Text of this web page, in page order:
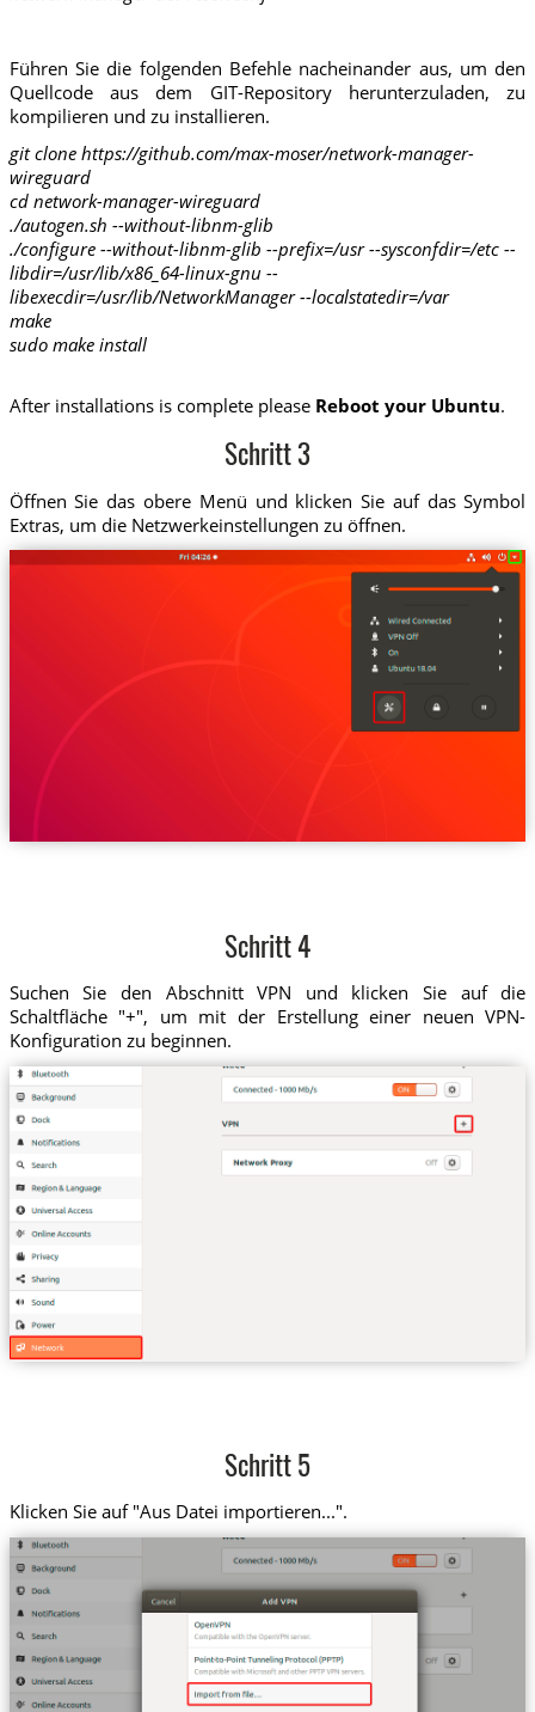
Führen Sie die folgenden Befehle nacheinander aus, um den
Quellcode aus dem GIT-Repository herunterzuladen, zu
kompilieren und zu installieren.
git clone https://github.com/max-moser/network-manager-
wireguard
cd network-manager-wireguard
./autogen.sh --without-libnm-glib
./configure --without-libnm-glib --prefix=/usr --sysconfdir=/etc --
libdir=/usr/lib/x86_64-linux-gnu --
libexecdir=/usr/lib/NetworkManager --localstatedir=/var
make
sudo make install
After installations is complete please Reboot your Ubuntu.
Schritt 3
Öffnen Sie das obere Menü und klicken Sie auf das Symbol
Extras, um die Netzwerkeinstellungen zu öffnen.
Schritt 4
Suchen Sie den Abschnitt VPN und klicken Sie auf die
Schaltfläche "+", um mit der Erstellung einer neuen VPN-
Konfiguration zu beginnen.
Schritt 5
Klicken Sie auf "Aus Datei importieren...".